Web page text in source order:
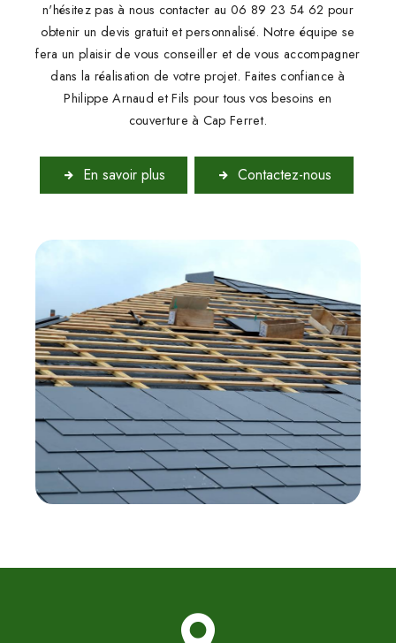
n'hésitez pas à nous contacter au 06 89 23 54 62 pour
obtenir un devis gratuit et personnalisé. Notre équipe se
fera un plaisir de vous conseiller et de vous accompagner
dans la réalisation de votre projet. Faites confiance à
Philippe Arnaud et Fils pour tous vos besoins en
couverture à Cap Ferret.
En savoir plus Contactez-nous